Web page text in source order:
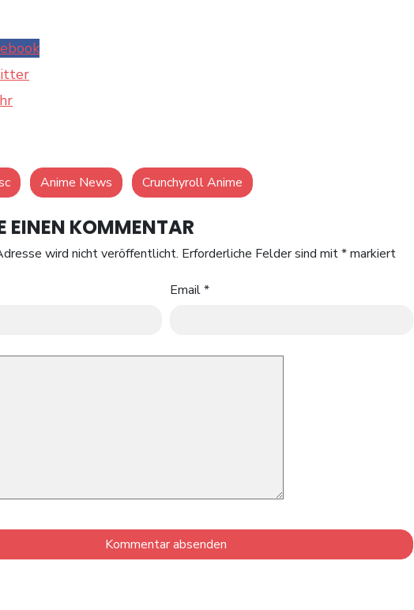
Anime News Crunchyroll Anime
EINEN KOMMENTAR
wird nicht veröffentlicht. Erforderliche Felder sind mit*markiert
Email*